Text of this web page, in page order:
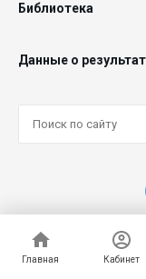
Главная Кабинет
Главная Кабинет
Библиотека
Данные о
© 2026